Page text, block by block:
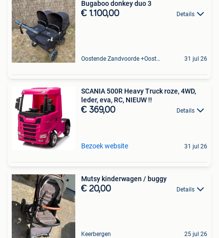
Bugaboo donkey duo 3
€ 1.100,00 Details
Oostende Zandvoorde +Oostende 31 jul 26
SCANIA 500R Heavy Truck roze, 4WD,
leder, eva, RC, NIEUW !!
€ 369,00 Details
Bezoek website 31 jul 26
Mutsy kinderwagen / buggy
€ 20,00 Details
Keerbergen 25 jul 26